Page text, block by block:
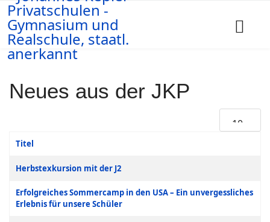
Neues aus der JKP
Anzeige #
Titel
Herbstexkursion mit der J2
Erfolgreiches Sommercamp in den USA – Ein unvergessliches
Erlebnis für unsere Schüler